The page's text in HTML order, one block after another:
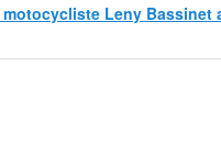
Leny Bassinet